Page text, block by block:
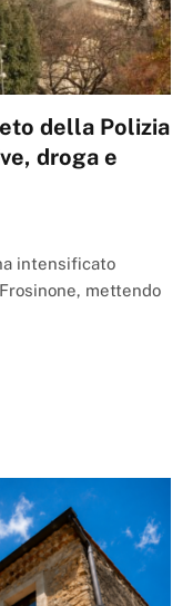
della Polizia
droga e
intensificato
mettendo